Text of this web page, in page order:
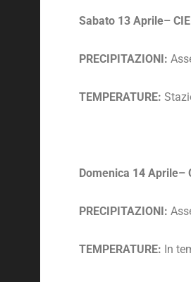
Sabato 13 Aprile–
PRECIPITAZIONI:
TEMPERATURE:
Domenica 14 Aprile–
PRECIPITAZIONI:
TEMPERATURE: In